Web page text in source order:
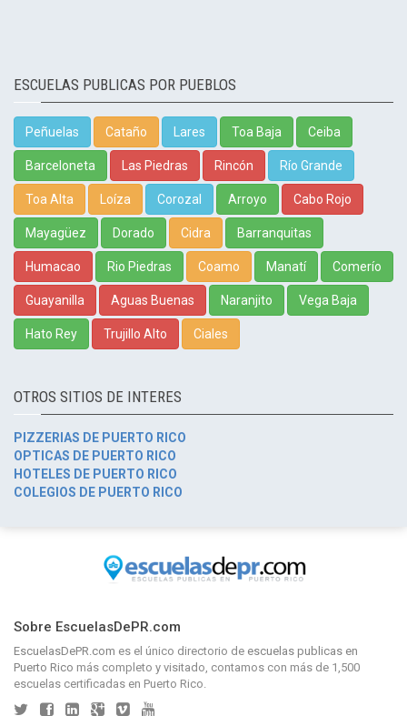
ESCUELAS PUBLICAS POR PUEBLOS
Peñuelas Cataño Lares Toa Baja Ceiba
Barceloneta Las Piedras Rincón Río Grande
Toa Alta Loíza Corozal Arroyo Cabo Rojo
Mayagüez Dorado Cidra Barranquitas
Humacao Rio Piedras Coamo Manatí Comerío
Guayanilla Aguas Buenas Naranjito Vega Baja
Hato Rey Trujillo Alto Ciales
OTROS SITIOS DE INTERES
PIZZERIAS DE PUERTO RICO
OPTICAS DE PUERTO RICO
HOTELES DE PUERTO RICO
COLEGIOS DE PUERTO RICO
Sobre EscuelasDePR.com
EscuelasDePR.com es el único directorio de escuelas publicas en
Puerto Rico más completo y visitado, contamos con más de 1,500
escuelas certificadas en Puerto Rico.